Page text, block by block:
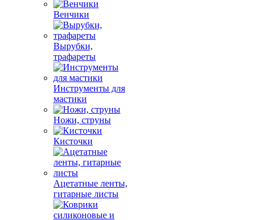
Венчики
Вырубки,
трафареты
Инструменты для
мастики
Ножи, струны
Кисточки
Ацетатные ленты,
гитарные листы